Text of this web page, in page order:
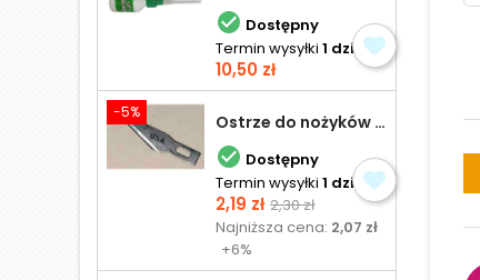
 Dostępny
Termin wysyłki 1 dzień
Cena
10,50 zł
-5% Ostrze do nożyków Excel
 Dostępny
Termin wysyłki 1 dzień
Cena
2,19 zł Cena
podstawowa
2,30 zł
Najniższa cena: 2,07 zł
+6%